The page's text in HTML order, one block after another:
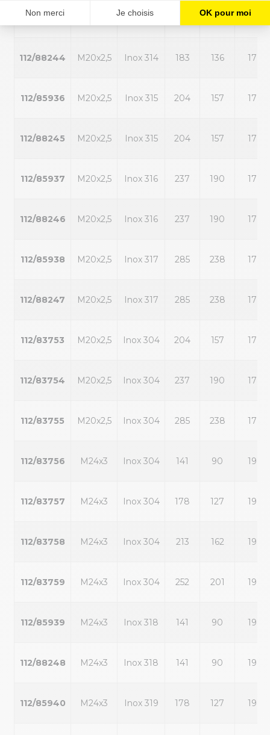
112/84222 Inox 314 136 17
112/88244 M20x2,5 Inox 314 183 136 17
112/85936 M20x2,5 Inox 315 204 157 17
112/88245 M20x2,5 Inox 315 204 157 17
112/85937 M20x2,5 Inox 316 237 190 17
112/88246 M20x2,5 Inox 316 237 190 17
112/85938 M20x2,5 Inox 317 285 238 17
112/88247 M20x2,5 Inox 317 285 238 17
112/83753 M20x2,5 Inox 304 204 157 17
112/83754 M20x2,5 Inox 304 237 190 17
112/83755 M20x2,5 Inox 304 285 238 17
112/83756 M24x3 Inox 304 141 90 19
112/83757 M24x3 Inox 304 178 127 19
112/83758 M24x3 Inox 304 213 162 19
112/83759 M24x3 Inox 304 252 201 19
112/85939 M24x3 Inox 318 141 90 19
112/88248 M24x3 Inox 318 141 90 19
112/85940 M24x3 Inox 319 178 127 19